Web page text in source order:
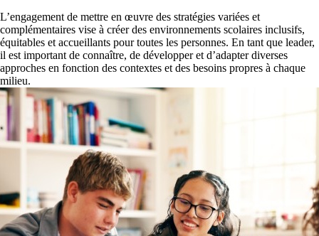
L’engagement de mettre en œuvre des stratégies variées et
complémentaires vise à créer des environnements scolaires inclusifs,
équitables et accueillants pour toutes les personnes. En tant que leader,
il est important de connaître, de développer et d’adapter diverses
approches en fonction des contextes et des besoins propres à chaque
milieu.